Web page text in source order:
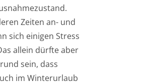
Zeiten an- und
sich einigen Stress
allein dürfte aber
sein, dass
im Winterurlaub